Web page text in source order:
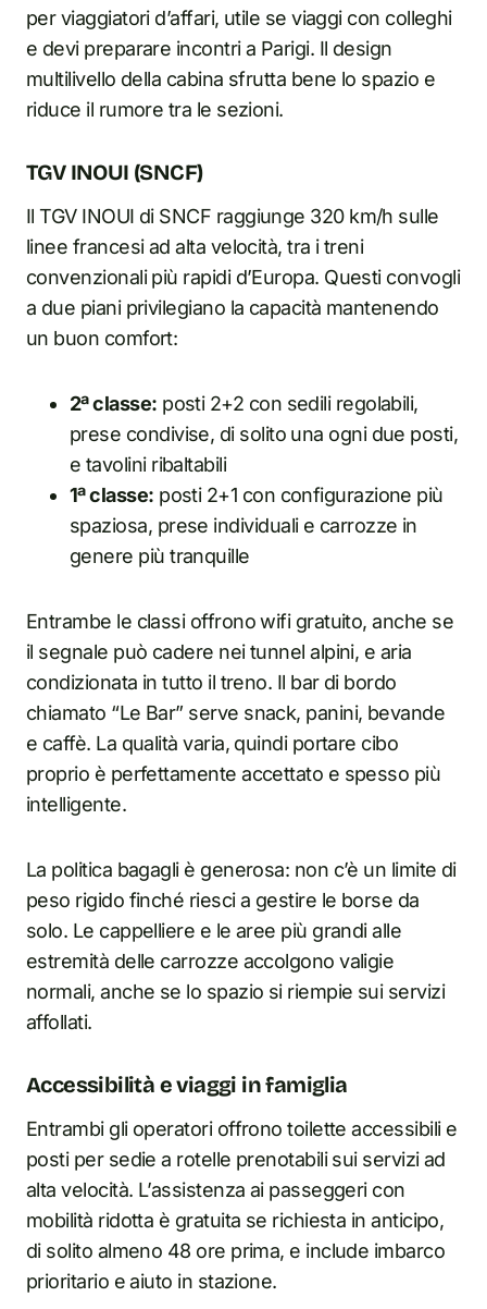
per viaggiatori d’affari, utile se viaggi con colleghi
e devi preparare incontri a Parigi. Il design
multilivello della cabina sfrutta bene lo spazio e
riduce il rumore tra le sezioni.
TGV INOUI (SNCF)
Il TGV INOUI di SNCF raggiunge 320 km/h sulle
linee francesi ad alta velocità, tra i treni
convenzionali più rapidi d’Europa. Questi convogli
a due piani privilegiano la capacità mantenendo
un buon comfort:
2ª classe: posti 2+2 con sedili regolabili,
prese condivise, di solito una ogni due posti,
e tavolini ribaltabili
1ª classe: posti 2+1 con configurazione più
spaziosa, prese individuali e carrozze in
genere più tranquille
Entrambe le classi offrono wifi gratuito, anche se
il segnale può cadere nei tunnel alpini, e aria
condizionata in tutto il treno. Il bar di bordo
chiamato “Le Bar” serve snack, panini, bevande
e caffè. La qualità varia, quindi portare cibo
proprio è perfettamente accettato e spesso più
intelligente.
La politica bagagli è generosa: non c’è un limite di
peso rigido finché riesci a gestire le borse da
solo. Le cappelliere e le aree più grandi alle
estremità delle carrozze accolgono valigie
normali, anche se lo spazio si riempie sui servizi
affollati.
Accessibilità e viaggi in famiglia
Entrambi gli operatori offrono toilette accessibili e
posti per sedie a rotelle prenotabili sui servizi ad
alta velocità. L’assistenza ai passeggeri con
mobilità ridotta è gratuita se richiesta in anticipo,
di solito almeno 48 ore prima, e include imbarco
prioritario e aiuto in stazione.